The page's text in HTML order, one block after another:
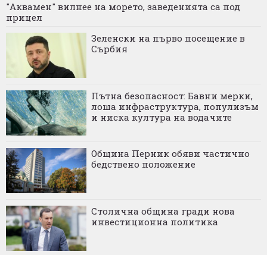
"Аквамен" вилнее на морето, заведенията са под
прицел
Зеленски на първо посещение в
Сърбия
Пътна безопасност: Бавни мерки,
лоша инфраструктура, популизъм
и ниска култура на водачите
Община Перник обяви частично
бедствено положение
Столична община гради нова
инвестиционна политика